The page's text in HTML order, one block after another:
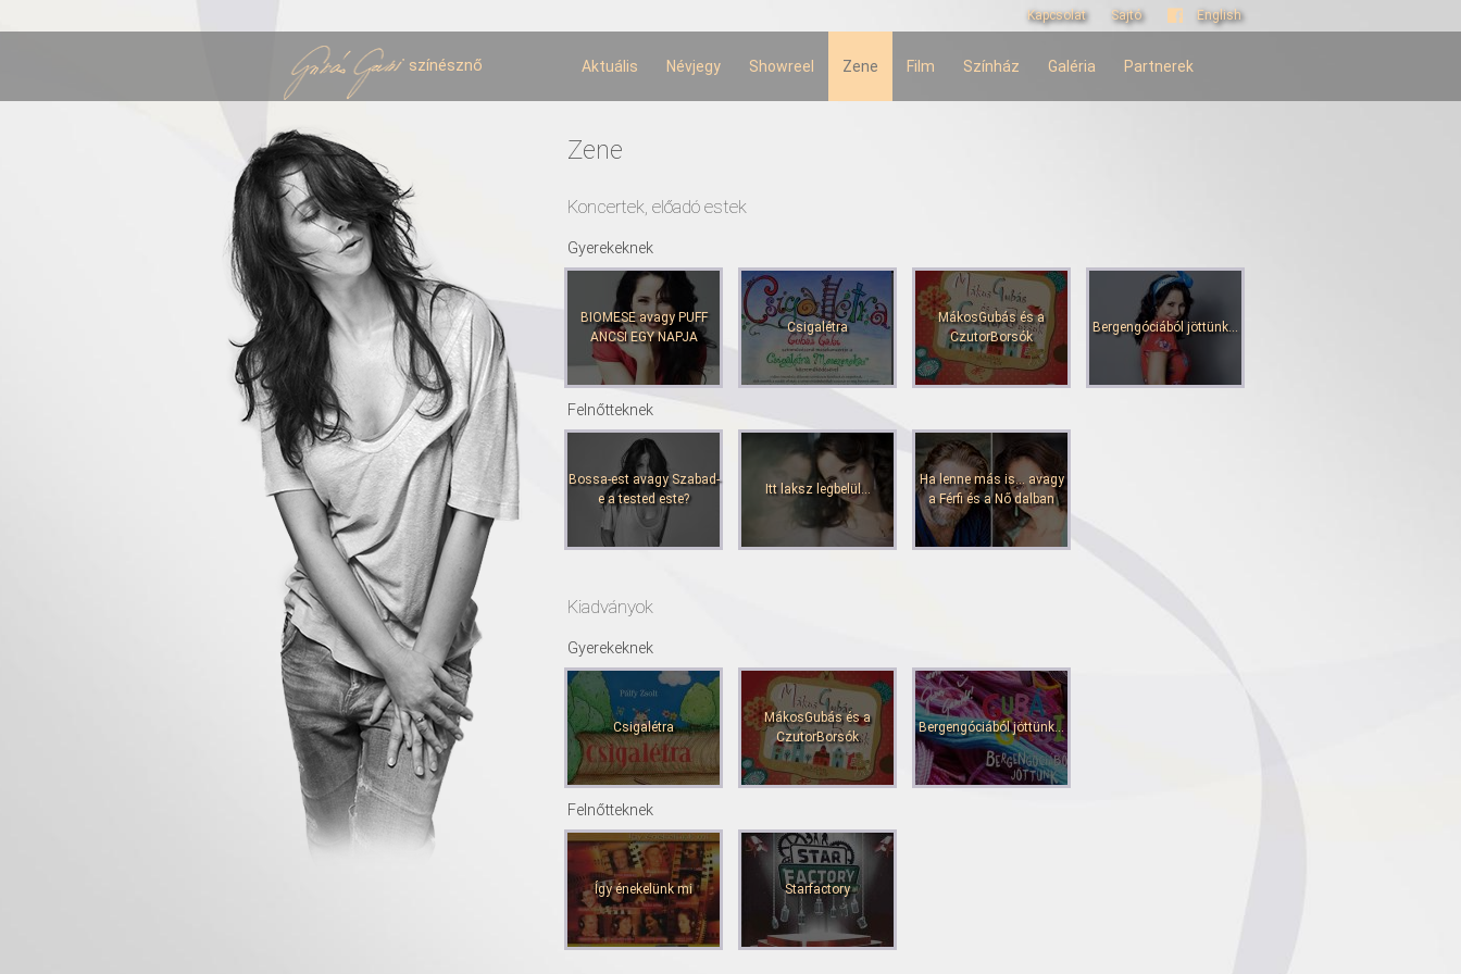
tartalomra
Kapcsolat Sajtó English
színésznő Aktuális Névjegy Showreel Zene Film Színház Galéria Partnerek
Zene
Koncertek, előadó estek
Gyerekeknek
BIOMESE avagy PUFF
ANCSI EGY NAPJA
Csigalétra
MákosGubás és a
CzutorBorsók
Bergengóciából jöttünk...
Felnőtteknek
Bossa-est avagy Szabad-
e a tested este?
Itt laksz legbelül...
Ha lenne más is... avagy
a Férfi és a Nő dalban
Kiadványok
Gyerekeknek
Csigalétra
MákosGubás és a
CzutorBorsók
Bergengóciából jöttünk...
Felnőtteknek
Így énekelünk mi Starfactory